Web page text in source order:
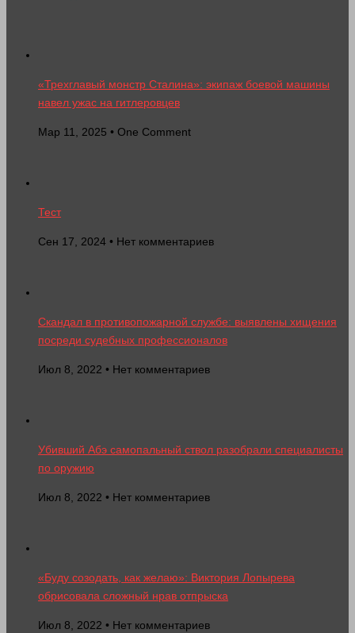
«Трехглавый монстр Сталина»: экипаж боевой машины
навел ужас на гитлеровцев
Мар 11, 2025 • One Comment
Тест
Сен 17, 2024 • Нет комментариев
Скандал в противопожарной службе: выявлены хищения
посреди судебных профессионалов
Июл 8, 2022 • Нет комментариев
Убивший Абэ самопальный ствол разобрали специалисты
по оружию
Июл 8, 2022 • Нет комментариев
«Буду созодать, как желаю»: Виктория Лопырева
обрисовала сложный нрав отпрыска
Июл 8, 2022 • Нет комментариев